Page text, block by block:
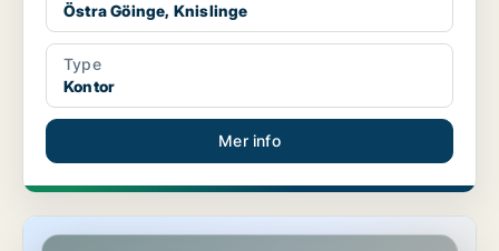
Östra Göinge, Knislinge
Type
Kontor
Mer info
Lager i Östra Göinge